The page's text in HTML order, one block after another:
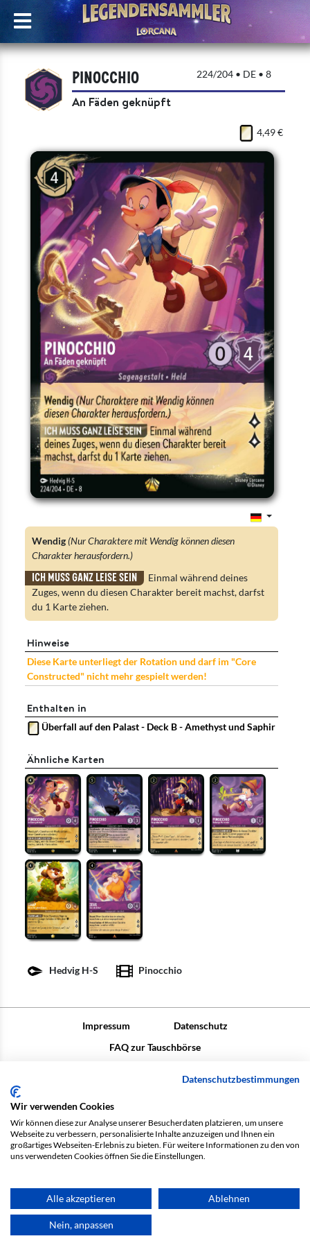
224/204 • DE • 8
Pinocchio
An Fäden geknüpft
4,49 €
Wendig(Nur Charaktere mit Wendig können diesen
Charakter herausfordern.)
Ich muss ganz leise sein
Einmal während deines
Zuges, wenn du diesen Charakter bereit machst, darfst
du 1 Karte ziehen.
Hinweise
Diese Karte unterliegt der Rotation und darf im "Core
Constructed" nicht mehr gespielt werden!
Enthalten in
Überfall auf den Palast - Deck B - Amethyst und Saphir
Ähnliche Karten
Hedvig H-S Pinocchio
Impressum
Datenschutz
FAQ zur Tauschbörse
TCG und wird gemäß der
Community-Code-Richtlinie von Ravensburger
verwendet. Es ist uns ausdrücklich untersagt, für die Nutzung oder
den Zugriff auf diese Inhalte Gebühren zu berechnen. Diese Website
wird nicht von Disney oder Ravensburger veröffentlicht, unterstützt
LorcanaTCG findest du unterhttps://www.disneylorcana.com/de-DE/
Datenschutzbestimmungen
Wir verwenden Cookies
Wir können diese zur Analyse unserer Besucherdaten platzieren, um unsere
Webseite zu verbessern, personalisierte Inhalte anzuzeigen und Ihnen ein
großartiges Webseiten-Erlebnis zu bieten. Für weitere Informationen zu den von
uns verwendeten Cookies öffnen Sie die Einstellungen.
Alle akzeptieren Ablehnen
Nein, anpassen